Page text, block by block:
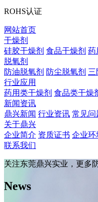
ROHS认证
网站首页
干燥剂
硅胶干燥剂 食品干燥剂 药
脱氧剂
防油脱氧剂 防尘脱氧剂 三
行业应用
药用类干燥剂 食品类干燥
新闻资讯
鼎兴新闻 行业资讯 常见问
关于鼎兴
企业简介 资质证书 企业环
联系我们
关注东莞鼎兴实业，更多
News